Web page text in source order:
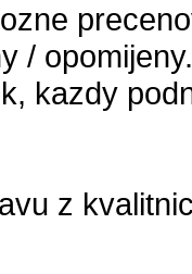
/
kazdy
z